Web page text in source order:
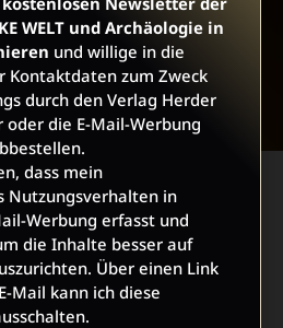
OBEN
WELT und Archäologie in
und willige in die
Kontaktdaten zum Zweck
durch den Verlag Herder
die E-Mail-Werbung
dass mein
Nutzungsverhalten in
Werbung erfasst und
die Inhalte besser auf
Über einen Link
Mail kann ich diese